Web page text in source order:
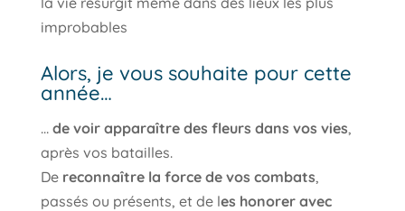
improbables
Alors, je vous souhaite pour cette
année…
… de voir apparaître des fleurs dans vos vies,
après vos batailles.
De reconnaître la force de vos combats,
passés ou présents, et de les honorer avec